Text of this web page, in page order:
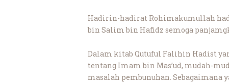
Hadirin-hadirat Rohimakumullah
bin Salim bin Hafidz semoga
Dalam kitab Qutuful Falihin Hadist
tentang Imam bin Mas’ud, mudah-
masalah pembunuhan. Sebagaimana